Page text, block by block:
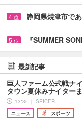
4 位 静岡県焼津市で
5 位 『SUMMER
最新記事
巨人ファーム公式戦ナ
タウン夏休みナイター
13:36 ｜ SPICER
ニュース
スポーツ